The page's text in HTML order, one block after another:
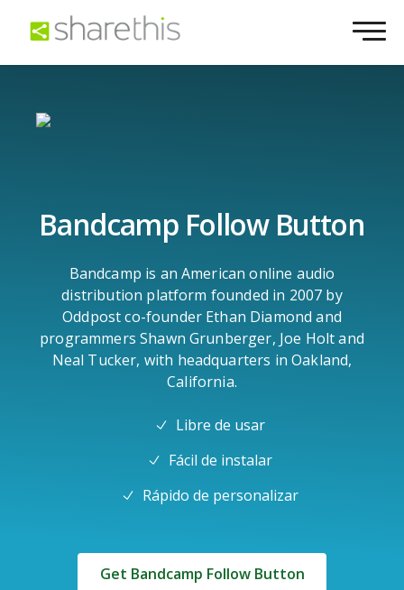
Bandcamp Follow Button
Bandcamp is an American online audio
distribution platform founded in 2007 by
Oddpost co-founder Ethan Diamond and
programmers Shawn Grunberger, Joe Holt and
Neal Tucker, with headquarters in Oakland,
California.
Libre de usar
Fácil de instalar
Rápido de personalizar
Get Bandcamp Follow Button